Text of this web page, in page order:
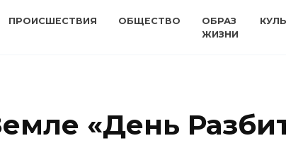
ПРОИСШЕСТВИЯ ОБЩЕСТВО
ОБРАЗ
ЖИЗНИ
«День